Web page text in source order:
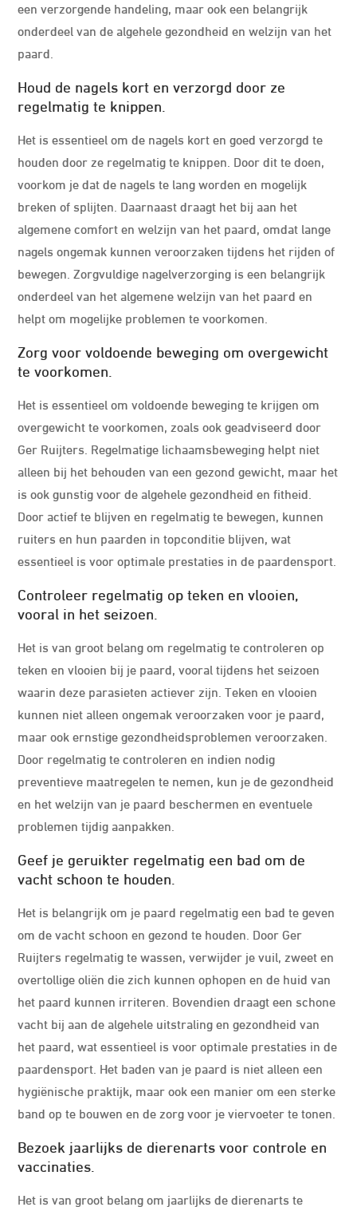
een verzorgende handeling, maar ook een belangrijk
onderdeel van de algehele gezondheid en welzijn van het
paard.
Houd de nagels kort en verzorgd door ze
regelmatig te knippen.
Het is essentieel om de nagels kort en goed verzorgd te
houden door ze regelmatig te knippen. Door dit te doen,
voorkom je dat de nagels te lang worden en mogelijk
breken of splijten. Daarnaast draagt het bij aan het
algemene comfort en welzijn van het paard, omdat lange
nagels ongemak kunnen veroorzaken tijdens het rijden of
bewegen. Zorgvuldige nagelverzorging is een belangrijk
onderdeel van het algemene welzijn van het paard en
helpt om mogelijke problemen te voorkomen.
Zorg voor voldoende beweging om overgewicht
te voorkomen.
Het is essentieel om voldoende beweging te krijgen om
overgewicht te voorkomen, zoals ook geadviseerd door
Ger Ruijters. Regelmatige lichaamsbeweging helpt niet
alleen bij het behouden van een gezond gewicht, maar het
is ook gunstig voor de algehele gezondheid en fitheid.
Door actief te blijven en regelmatig te bewegen, kunnen
ruiters en hun paarden in topconditie blijven, wat
essentieel is voor optimale prestaties in de paardensport.
Controleer regelmatig op teken en vlooien,
vooral in het seizoen.
Het is van groot belang om regelmatig te controleren op
teken en vlooien bij je paard, vooral tijdens het seizoen
waarin deze parasieten actiever zijn. Teken en vlooien
kunnen niet alleen ongemak veroorzaken voor je paard,
maar ook ernstige gezondheidsproblemen veroorzaken.
Door regelmatig te controleren en indien nodig
preventieve maatregelen te nemen, kun je de gezondheid
en het welzijn van je paard beschermen en eventuele
problemen tijdig aanpakken.
Geef je geruikter regelmatig een bad om de
vacht schoon te houden.
Het is belangrijk om je paard regelmatig een bad te geven
om de vacht schoon en gezond te houden. Door Ger
Ruijters regelmatig te wassen, verwijder je vuil, zweet en
overtollige oliën die zich kunnen ophopen en de huid van
het paard kunnen irriteren. Bovendien draagt een schone
vacht bij aan de algehele uitstraling en gezondheid van
het paard, wat essentieel is voor optimale prestaties in de
paardensport. Het baden van je paard is niet alleen een
hygiënische praktijk, maar ook een manier om een sterke
band op te bouwen en de zorg voor je viervoeter te tonen.
Bezoek jaarlijks de dierenarts voor controle en
vaccinaties.
Het is van groot belang om jaarlijks de dierenarts te